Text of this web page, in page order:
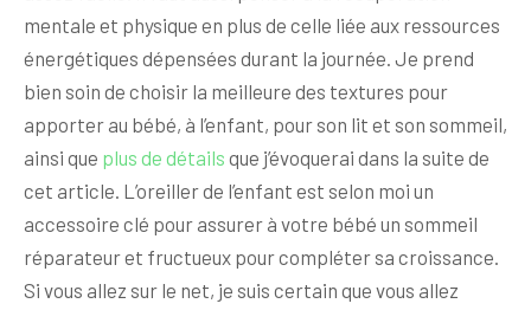
mentale et physique en plus de celle liée aux ressources
énergétiques dépensées durant la journée. Je prend
bien soin de choisir la meilleure des textures pour
apporter au bébé, à l’enfant, pour son lit et son sommeil,
ainsi que plus de détails que j’évoquerai dans la suite de
cet article. L’oreiller de l’enfant est selon moi un
accessoire clé pour assurer à votre bébé un sommeil
réparateur et fructueux pour compléter sa croissance.
Si vous allez sur le net, je suis certain que vous allez